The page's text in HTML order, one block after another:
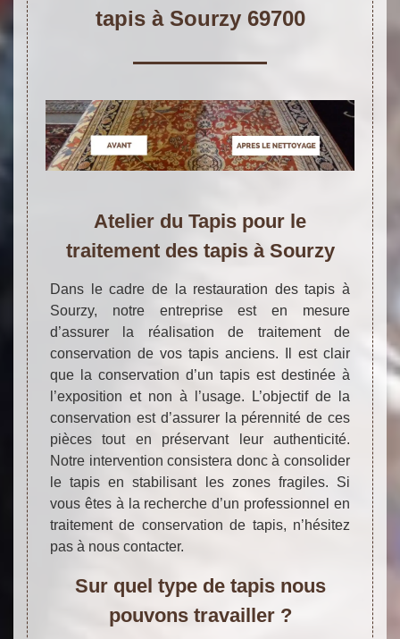
tapis à Sourzy 69700
Atelier du Tapis pour le
traitement des tapis à Sourzy
Dans le cadre de la restauration des tapis à
Sourzy, notre entreprise est en mesure
d’assurer la réalisation de traitement de
conservation de vos tapis anciens. Il est clair
que la conservation d’un tapis est destinée à
l’exposition et non à l’usage. L’objectif de la
conservation est d’assurer la pérennité de ces
pièces tout en préservant leur authenticité.
Notre intervention consistera donc à consolider
le tapis en stabilisant les zones fragiles. Si
vous êtes à la recherche d’un professionnel en
traitement de conservation de tapis, n’hésitez
pas à nous contacter.
Sur quel type de tapis nous
pouvons travailler ?